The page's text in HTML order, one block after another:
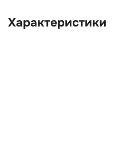
Характеристики